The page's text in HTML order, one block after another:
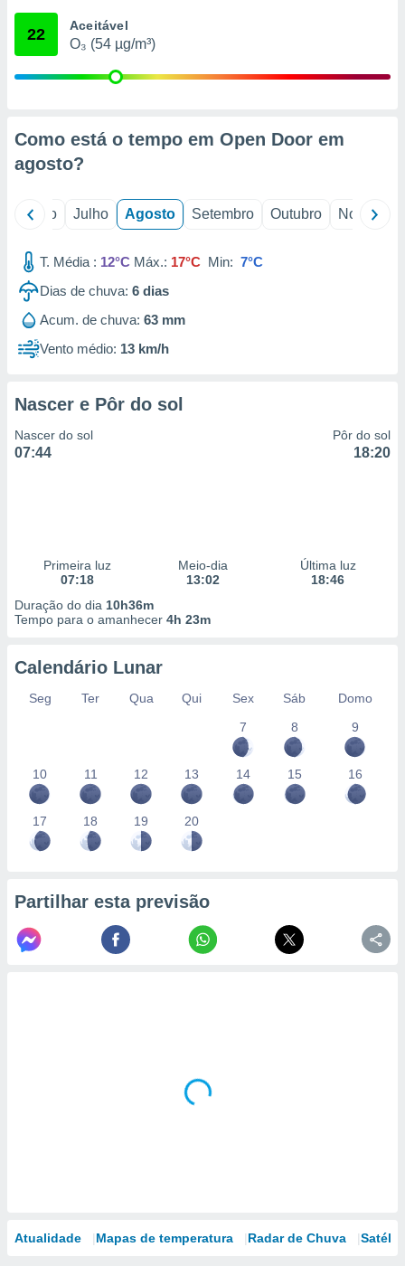
através
1199
22 Aceitável
O₃ (54 µg/m³)
Como está o tempo em Open Door em
agosto?
Junho Julho Agosto Setembro Outubro Novembro
T. Média : 12°C Máx.: 17°C Min: 7°C
Dias de chuva: 6 dias
Acum. de chuva: 63 mm
Vento médio: 13 km/h
Nascer e Pôr do sol
Nascer do sol
07:44
Pôr do sol
18:20
Primeira luz
07:18
Meio-dia
13:02
Última luz
18:46
Duração do dia 10h36m
Tempo para o amanhecer 4h 23m
Calendário Lunar
Seg Ter Qua Qui Sex Sáb
Domo
7
8 9
10 11 12 13 14 15 16
17 18 19 20
Partilhar esta previsão
Atualidade Mapas de temperatura Radar de Chuva